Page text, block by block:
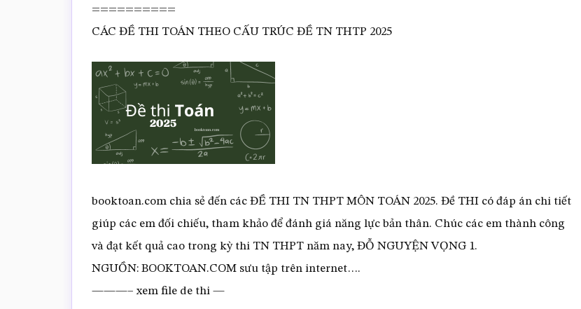
==========
CÁC ĐỀ THI TOÁN THEO CẤU TRÚC ĐỀ TN THTP 2025
booktoan.com chia sẻ đến các ĐỀ THI TN THPT MÔN TOÁN 2025. Đề THI có đáp án chi tiết
giúp các em đối chiếu, tham khảo để đánh giá năng lực bản thân. Chúc các em thành công
và đạt kết quả cao trong kỳ thi TN THPT năm nay, ĐỖ NGUYỆN VỌNG 1.
NGUỒN: BOOKTOAN.COM sưu tập trên internet….
———– xem file de thi —